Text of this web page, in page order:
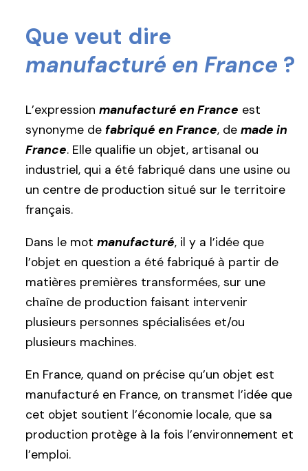
Que veut dire
manufacturé en France ?
L’expression manufacturé en France est
synonyme de fabriqué en France, de made in
France. Elle qualifie un objet, artisanal ou
industriel, qui a été fabriqué dans une usine ou
un centre de production situé sur le territoire
français.
Dans le mot manufacturé, il y a l’idée que
l’objet en question a été fabriqué à partir de
matières premières transformées, sur une
chaîne de production faisant intervenir
plusieurs personnes spécialisées et/ou
plusieurs machines.
En France, quand on précise qu’un objet est
manufacturé en France, on transmet l’idée que
cet objet soutient l’économie locale, que sa
production protège à la fois l’environnement et
l’emploi.